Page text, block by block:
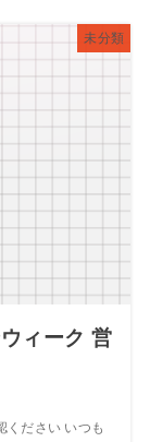
未分類
ィーク 営
ください いつも